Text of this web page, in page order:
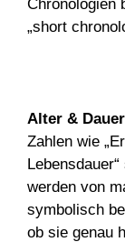
Chronologien
„short
Alter &
Zahlen wie
werden von
symbolisch
ob sie genau